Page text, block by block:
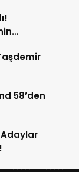
58’den
Adaylar